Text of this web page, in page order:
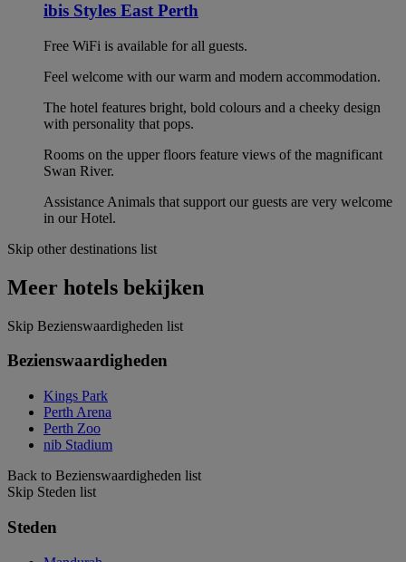
ibis Styles East Perth
Free WiFi is available for all guests.
Feel welcome with our warm and modern accommodation.
The hotel features bright, bold colours and a cheeky design
with personality that pops.
Rooms on the upper floors feature views of the magnificant
Swan River.
Assistance Animals that support our guests are very welcome
in our Hotel.
Skip other destinations list
Meer hotels bekijken
Skip Bezienswaardigheden list
Bezienswaardigheden
Kings Park
Perth Arena
Perth Zoo
nib Stadium
Back to Bezienswaardigheden list
Skip Steden list
Steden